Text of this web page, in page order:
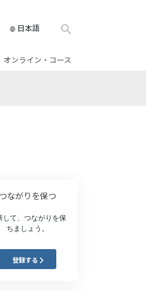
日本語
オンライン・コース
シスト
ル
つながりを保つ
して、つながりを保
ちましょう。
登録する